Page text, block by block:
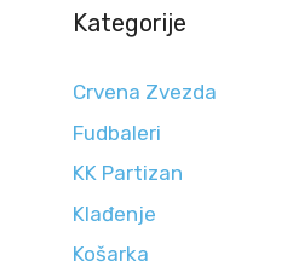
Kategorije
Crvena Zvezda
Fudbaleri
KK Partizan
Klađenje
Košarka